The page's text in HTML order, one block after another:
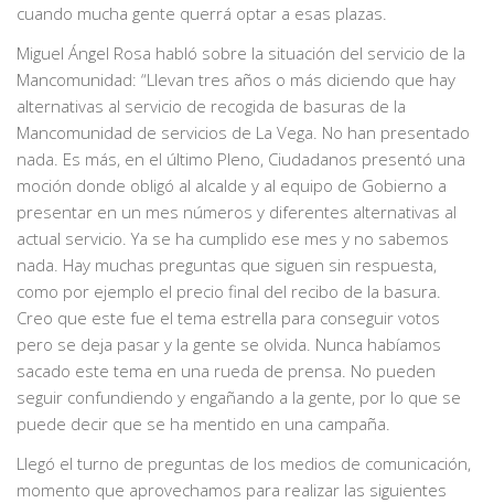
cuando mucha gente querrá optar a esas plazas.
Miguel Ángel Rosa habló sobre la situación del servicio de la
Mancomunidad: “Llevan tres años o más diciendo que hay
alternativas al servicio de recogida de basuras de la
Mancomunidad de servicios de La Vega. No han presentado
nada. Es más, en el último Pleno, Ciudadanos presentó una
moción donde obligó al alcalde y al equipo de Gobierno a
presentar en un mes números y diferentes alternativas al
actual servicio. Ya se ha cumplido ese mes y no sabemos
nada. Hay muchas preguntas que siguen sin respuesta,
como por ejemplo el precio final del recibo de la basura.
Creo que este fue el tema estrella para conseguir votos
pero se deja pasar y la gente se olvida. Nunca habíamos
sacado este tema en una rueda de prensa. No pueden
seguir confundiendo y engañando a la gente, por lo que se
puede decir que se ha mentido en una campaña.
Llegó el turno de preguntas de los medios de comunicación,
momento que aprovechamos para realizar las siguientes